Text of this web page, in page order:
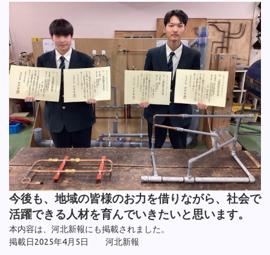
今後も、地域の皆様のお力を借りながら、社会で
活躍できる人材を育んでいきたいと思います。
本内容は、河北新報にも掲載されました。
掲載日2025年4月5日 河北新報